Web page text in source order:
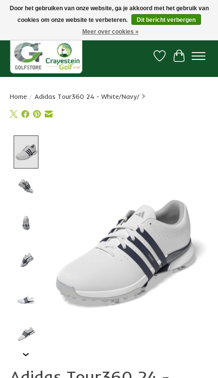
Snelle levering, gratis vanaf € 100. Onze oncourse Golfshop in Dordrecht is
Verlanglijst
Home / Adidas Tour360 24 - White/Navy/ ?
Door het gebruiken van onze website, ga je akkoord met het gebruik van
cookies om onze website te verbeteren.
Dit bericht verbergen
Meer over cookies »